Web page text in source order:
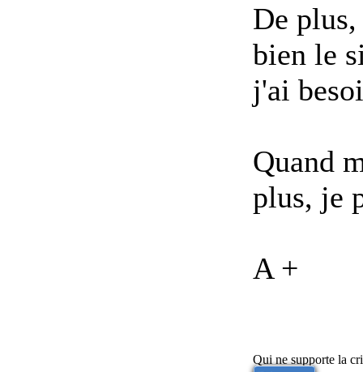
De
bien le
j'ai
Quand
plus, je
A +
Qui ne supporte la